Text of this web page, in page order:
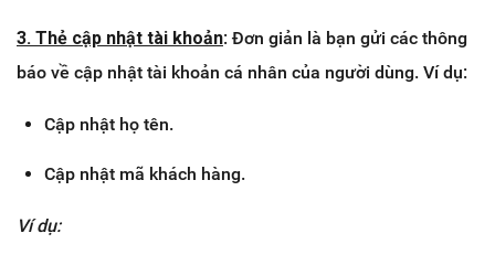
3. Thẻ cập nhật tài khoản: Đơn giản là bạn gửi các thông
báo về cập nhật tài khoản cá nhân của người dùng. Ví dụ:
Cập nhật họ tên.
Cập nhật mã khách hàng.
Ví dụ: